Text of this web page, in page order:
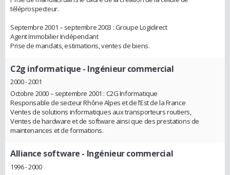
téléprospecteur.
Septembre 2001 – septembre 2003 : Groupe Logidirect
Agent Immobilier Indépendant
Prise de mandats, estimations, ventes de biens.
C2g informatique - Ingénieur commercial
2000 - 2001
Octobre 2000 – septembre 2001 : C2G Informatique
Responsable de secteur Rhône Alpes et de l’Est de la France
Ventes de solutions informatiques aux transporteurs routiers,
Ventes de hardware et de software ainsi que des prestations de
maintenances et de formations.
Alliance software - Ingénieur commercial
1996 - 2000